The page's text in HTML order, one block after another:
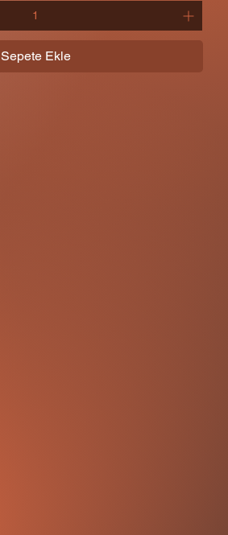
Sepete Ekle